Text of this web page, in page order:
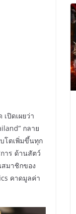
ปิดเผยว่า
กลาย
โตเพิ่มขึ้นทุก
าร ด้านสัตว์
สมาชิกของ
คาดมูลค่า